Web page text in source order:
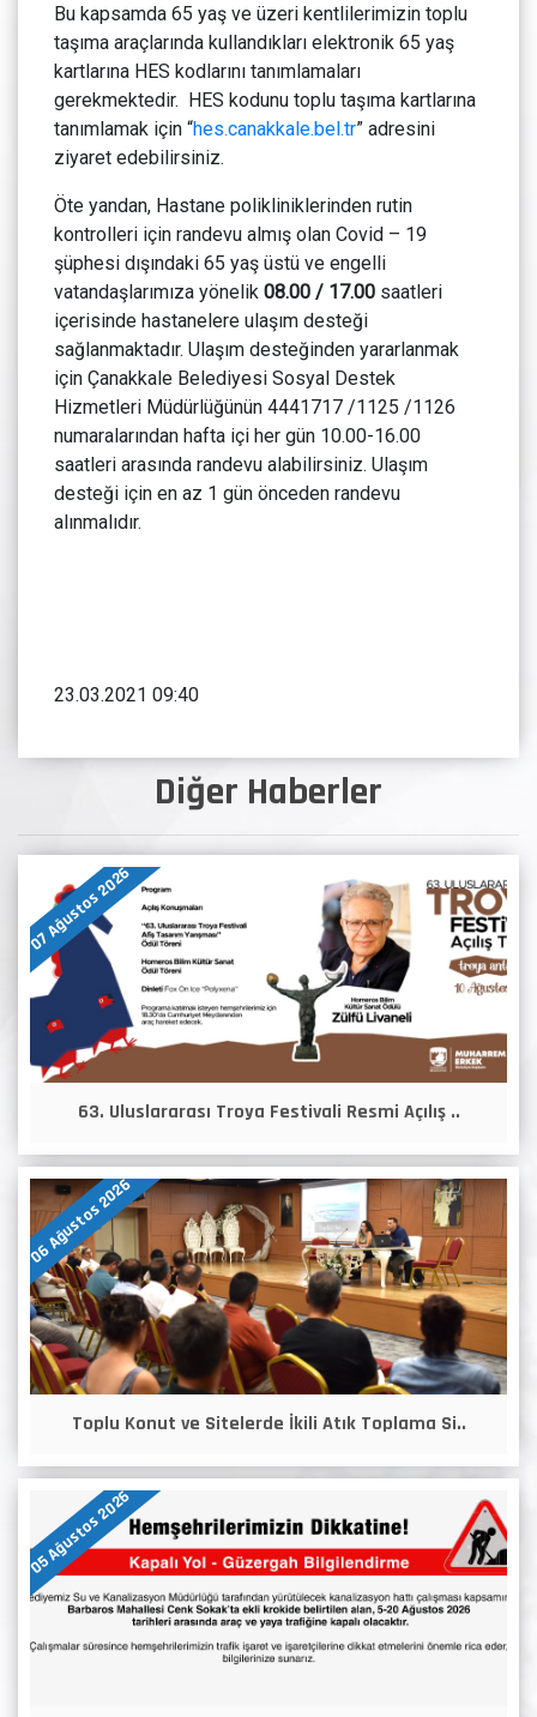
Diğer Haberler
07 Ağustos 2026
63. Uluslararası Troya Festivali Resmi Açılış ..
06 Ağustos 2026
Toplu Konut ve Sitelerde İkili Atık Toplama Si..
05 Ağustos 2026
Bu kapsamda 65 yaş ve üzeri kentlilerimizin toplu
taşıma araçlarında kullandıkları elektronik 65 yaş
kartlarına HES kodlarını tanımlamaları
gerekmektedir. HES kodunu toplu taşıma kartlarına
tanımlamak için “hes.canakkale.bel.tr” adresini
ziyaret edebilirsiniz.
Öte yandan, Hastane polikliniklerinden rutin
kontrolleri için randevu almış olan Covid – 19
şüphesi dışındaki 65 yaş üstü ve engelli
vatandaşlarımıza yönelik 08.00 / 17.00 saatleri
içerisinde hastanelere ulaşım desteği
sağlanmaktadır. Ulaşım desteğinden yararlanmak
için Çanakkale Belediyesi Sosyal Destek
Hizmetleri Müdürlüğünün 4441717 /1125 /1126
numaralarından hafta içi her gün 10.00-16.00
saatleri arasında randevu alabilirsiniz. Ulaşım
desteği için en az 1 gün önceden randevu
alınmalıdır.
23.03.2021 09:40